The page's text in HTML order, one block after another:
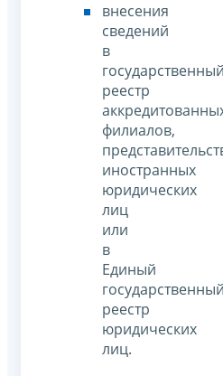
внесения
сведений
в
государственный
реестр
филиалов,
иностранных
юридических
лиц
или
в
Единый
государственный
реестр
юридических
лиц.